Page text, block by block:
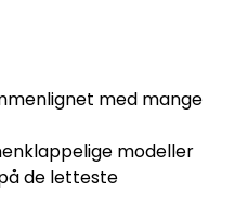
med mange
modeller
de letteste